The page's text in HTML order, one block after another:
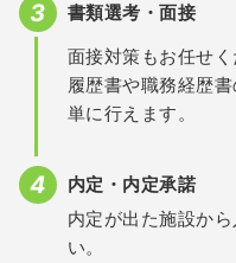
書類選考・面接
面接対策もお任せく
履歴書や職務経歴
単に行えます。
内定・内定承諾
内定が出た施設か
い。